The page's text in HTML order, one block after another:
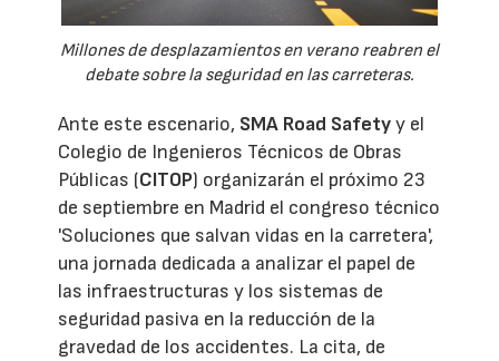
Millones de desplazamientos en verano reabren el
debate sobre la seguridad en las carreteras.
Ante este escenario, SMA Road Safetyy el
Colegio de Ingenieros Técnicos de Obras
Públicas (CITOP) organizarán el próximo 23
de septiembre en Madrid el congreso técnico
'Soluciones que salvan vidas en la carretera',
una jornada dedicada a analizar el papel de
las infraestructuras y los sistemas de
seguridad pasiva en la reducción de la
gravedad de los accidentes. La cita, de